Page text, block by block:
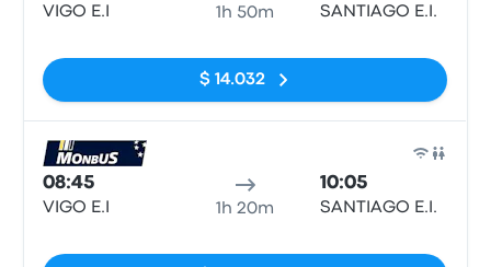
VIGO E.I 1h 50m
SANTIAGO E.I.
$ 14.032
08:45
VIGO E.I 1h 20m
10:05
SANTIAGO E.I.